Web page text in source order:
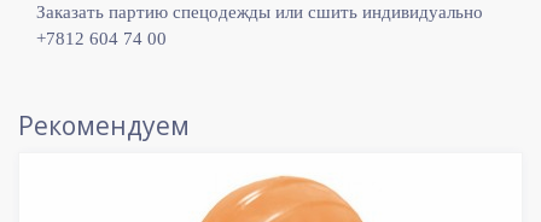
Заказать партию спецодежды или сшить индивидуально
+7812 604 74 00
Рекомендуем